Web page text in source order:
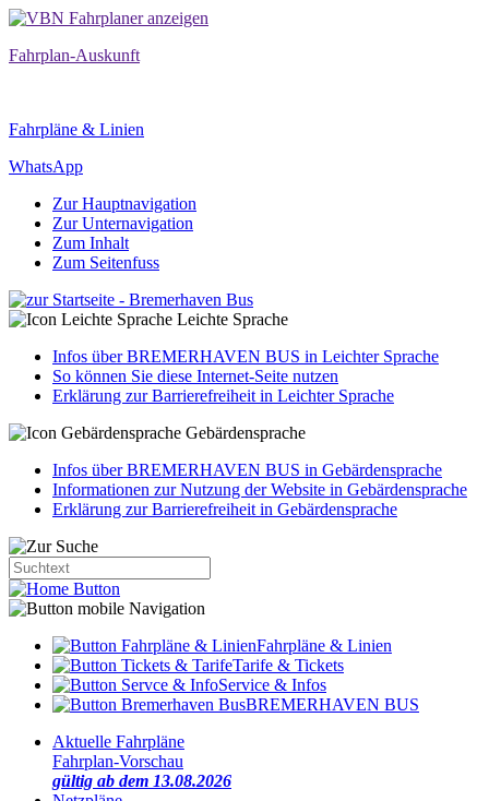
Fahrplan-Auskunft
Fahrpläne & Linien
WhatsApp
Zur Hauptnavigation
Zur Unternavigation
Zum Inhalt
Zum Seitenfuss
Leichte Sprache
Infos über BREMERHAVEN BUS in Leichter Sprache
So können Sie diese Internet-Seite nutzen
Erklärung zur Barrierefreiheit in Leichter Sprache
Gebärdensprache
Infos über BREMERHAVEN BUS in Gebärdensprache
Informationen zur Nutzung der Website in Gebärdensprache
Erklärung zur Barrierefreiheit in Gebärdensprache
Fahrpläne & Linien
Tarife & Tickets
Service & Infos
BREMERHAVEN BUS
Aktuelle Fahrpläne
Fahrplan-Vorschau
gültig ab dem 13.08.2026